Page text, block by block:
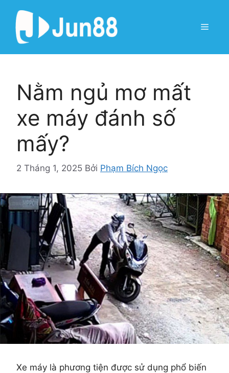
dung
Menu
Nằm ngủ mơ mất
xe máy đánh số
mấy?
2 Tháng 1, 2025 Bởi Phạm Bích Ngọc
Xe máy là phương tiện được sử dụng phổ biến